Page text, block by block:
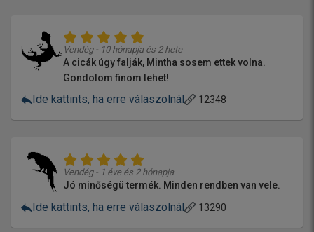
Vendég - 10 hónapja és 2 hete
A cicák úgy falják, Mintha sosem ettek volna.
Gondolom finom lehet!
Ide kattints, ha erre válaszolnál 12348
Vendég - 1 éve és 2 hónapja
Jó minőségü termék. Minden rendben van vele.
Ide kattints, ha erre válaszolnál 13290